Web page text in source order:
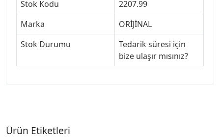
Stok Kodu
2207.99
Marka
ORİJİNAL
Stok Durumu
Tedarik süresi için
bize ulaşır mısınız?
Ürün Etiketleri